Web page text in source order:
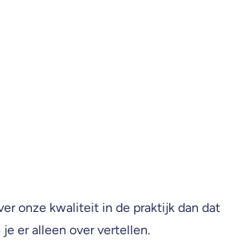
onze kwaliteit in de praktijk dan dat
je er alleen over vertellen.